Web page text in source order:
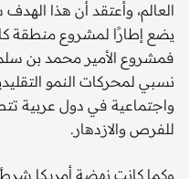
العالم، وأعتقد أن هذا
يضع إطارًا لمشروع منطقة
فمشروع الأمير محمد بن
نسبي لمحركات النمو
واجتماعية في دول عربية
للفرص والازدهار.
وكما كانت نهضة أمريكا